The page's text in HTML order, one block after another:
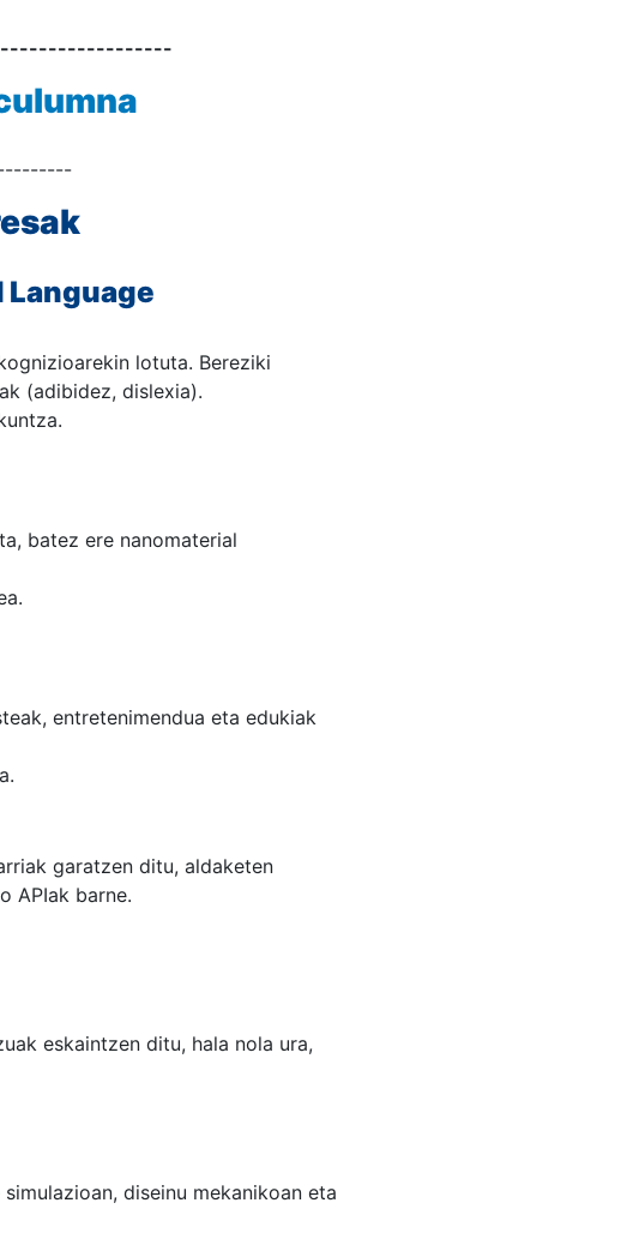
Language
lotuta. Bereziki
(adibidez, dislexia).
batez ere nanomaterial
entretenimendua eta edukiak
garatzen ditu, aldaketen
APIak barne.
eskaintzen ditu, hala nola ura,
diseinu mekanikoan eta